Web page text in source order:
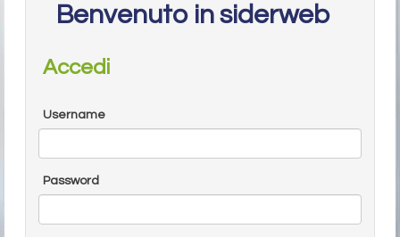
Benvenuto in siderweb
Accedi
Username
Password